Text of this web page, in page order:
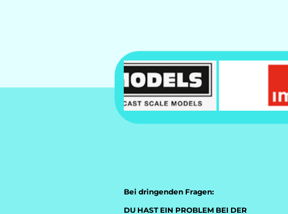
Bei dringenden Fragen:
DU HAST EIN PROBLEM BEI DER